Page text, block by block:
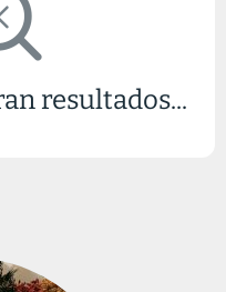
resultados...